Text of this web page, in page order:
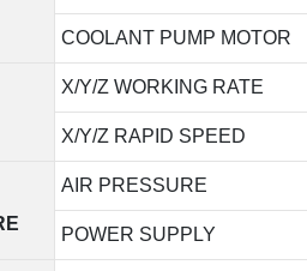
COOLANT PUMP MOTOR
X/Y/Z WORKING RATE
X/Y/Z RAPID SPEED
AIR PRESSURE
POWER SUPPLY